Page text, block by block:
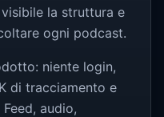
la struttura e
ogni podcast.
niente login,
di tracciamento e
audio,